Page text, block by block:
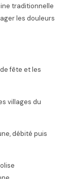
traditionnelle
les douleurs
fête et les
villages du
débité puis